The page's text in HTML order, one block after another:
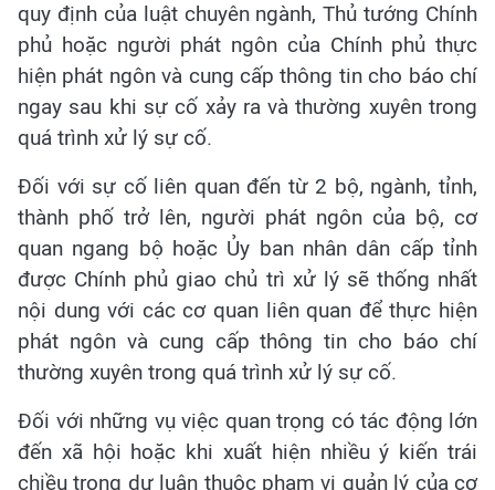
quy định của luật chuyên ngành, Thủ tướng Chính
phủ hoặc người phát ngôn của Chính phủ thực
hiện phát ngôn và cung cấp thông tin cho báo chí
ngay sau khi sự cố xảy ra và thường xuyên trong
quá trình xử lý sự cố.
Đối với sự cố liên quan đến từ 2 bộ, ngành, tỉnh,
thành phố trở lên, người phát ngôn của bộ, cơ
quan ngang bộ hoặc Ủy ban nhân dân cấp tỉnh
được Chính phủ giao chủ trì xử lý sẽ thống nhất
nội dung với các cơ quan liên quan để thực hiện
phát ngôn và cung cấp thông tin cho báo chí
thường xuyên trong quá trình xử lý sự cố.
Đối với những vụ việc quan trọng có tác động lớn
đến xã hội hoặc khi xuất hiện nhiều ý kiến trái
chiều trong dư luận thuộc phạm vi quản lý của cơ